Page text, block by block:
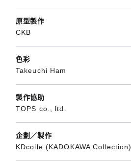
原型製作
CKB
色彩
Takeuchi Ham
製作協助
TOPS co., ltd.
企劃／製作
KDcolle (KADOKAWA Collection)